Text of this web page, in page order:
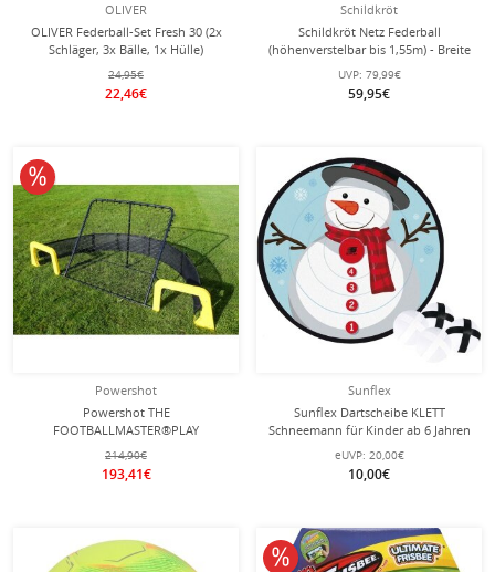
OLIVER
OLIVER Federball-Set Fresh 30 (2x
Schläger, 3x Bälle, 1x Hülle)
24,95€
22,46€
Schildkröt
Schildkröt Netz Federball
(höhenverstelbar bis 1,55m) - Breite
3 Meter
UVP: 79,99€
59,95€
Powershot
Powershot THE
FOOTBALLMASTER®PLAY
(wetterfest) 2,2m x 1,2m
214,90€
193,41€
10% reduziert
Sunflex
Sunflex Dartscheibe KLETT
Schneemann für Kinder ab 6 Jahren
eUVP: 20,00€
10,00€
10% reduziert